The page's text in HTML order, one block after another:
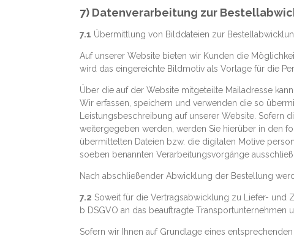
7) Datenverarbeitung zur
7.1 Übermittlung von Bilddateien zur
Auf unserer Website bieten wir Kunden die
wird das eingereichte Bildmotiv als Vorlage für die
Über die auf der Website mitgeteilte Mailadresse
Wir erfassen, speichern und verwenden die so
Leistungsbeschreibung auf unserer Website.
weitergegeben werden, werden Sie hierüber in den
übermittelten Dateien bzw. die digitalen Motive
soeben benannten Verarbeitungsvorgänge
Nach abschließender Abwicklung der Bestellung
7.2 Soweit für die Vertragsabwicklung zu Liefer- und
b DSGVO an das beauftragte Transportunternehmen
Sofern wir Ihnen auf Grundlage eines